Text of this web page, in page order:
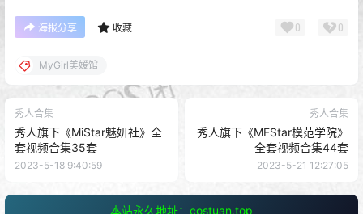
海报分享 收藏 0 0
MyGirl美媛馆
秀人合集
秀人旗下《MiStar魅妍社》全
套视频合集35套
2023-5-18 9:40:59
秀人合集
秀人旗下《MFStar模范学院》
全套视频合集44套
2023-5-21 12:27:05
本站永久地址：costuan.top